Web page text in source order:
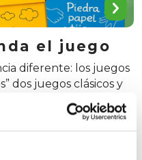
el juego
diferente: los juegos
dos juegos clásicos y
que nunca te
que se depositan